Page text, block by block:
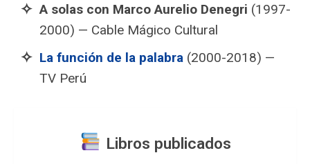
A solas con Marco Aurelio Denegri (1997-
2000) — Cable Mágico Cultural
La función de la palabra (2000-2018) —
TV Perú
Libros publicados